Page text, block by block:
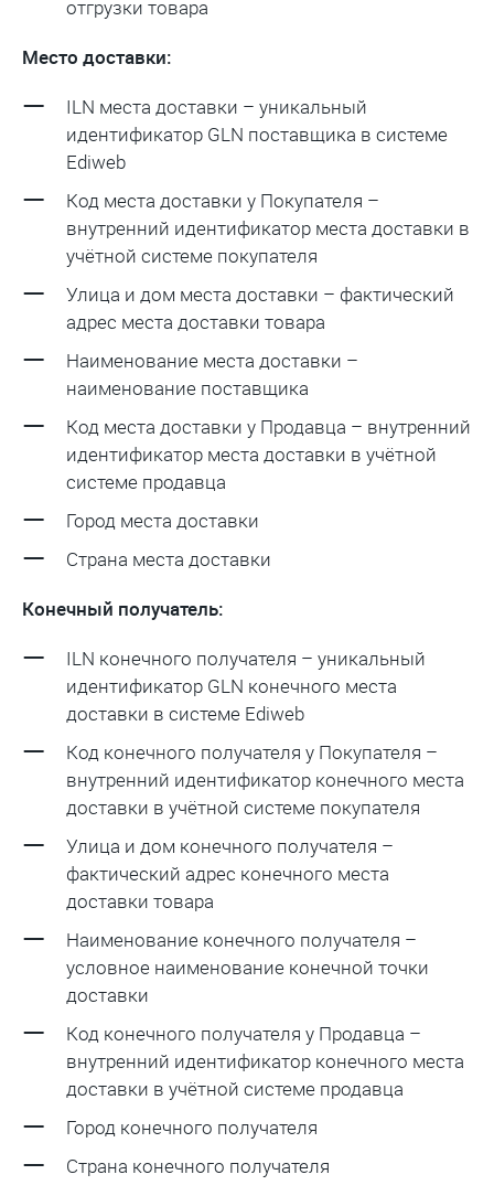
отгрузки товара
Место доставки:
ILN места доставки – уникальный
идентификатор GLN поставщика в системе
Ediweb
Код места доставки у Покупателя –
внутренний идентификатор места доставки в
учётной системе покупателя
Улица и дом места доставки – фактический
адрес места доставки товара
Наименование места доставки –
наименование поставщика
Код места доставки у Продавца – внутренний
идентификатор места доставки в учётной
системе продавца
Город места доставки
Страна места доставки
Конечный получатель:
ILN конечного получателя – уникальный
идентификатор GLN конечного места
доставки в системе Ediweb
Код конечного получателя у Покупателя –
внутренний идентификатор конечного места
доставки в учётной системе покупателя
Улица и дом конечного получателя –
фактический адрес конечного места
доставки товара
Наименование конечного получателя –
условное наименование конечной точки
доставки
Код конечного получателя у Продавца –
внутренний идентификатор конечного места
доставки в учётной системе продавца
Город конечного получателя
Страна конечного получателя